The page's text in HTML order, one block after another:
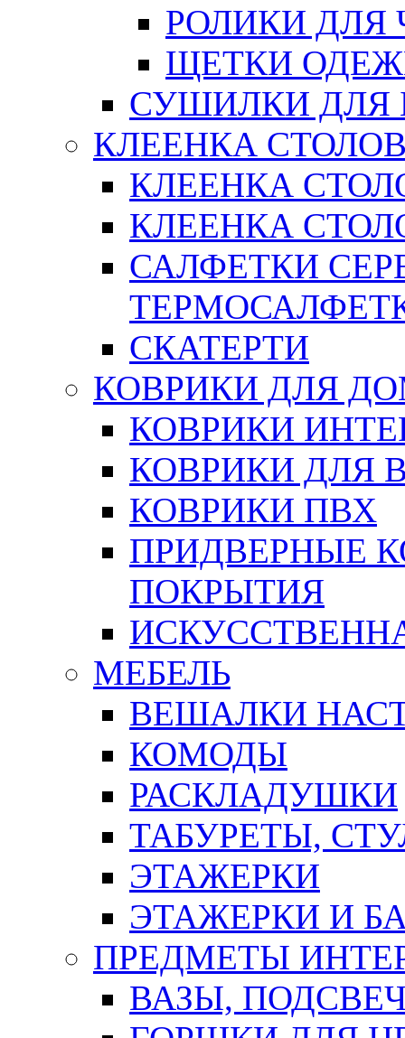
РОЛИКИ ДЛЯ
ЩЕТКИ
СУШИЛКИ ДЛЯ
КЛЕЕНКА
КЛЕЕНКА
КЛЕЕНКА
САЛФЕТКИ
СКАТЕРТИ
КОВРИКИ ДЛЯ
КОВРИКИ
КОВРИКИ ДЛЯ
КОВРИКИ ПВХ
ПРИДВЕРНЫЕ
ПОКРЫТИЯ
МЕБЕЛЬ
ВЕШАЛКИ
КОМОДЫ
РАСКЛАДУШКИ
ТАБУРЕТЫ,
ЭТАЖЕРКИ
ЭТАЖЕРКИ И
ПРЕДМЕТЫ
ВАЗЫ,